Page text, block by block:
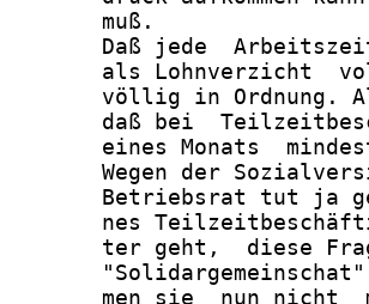
       muß.
Daß jede
als Lohnverzicht
völlig in Ordnung.
daß bei
eines Monats
Wegen der
Betriebsrat tut ja
nes
ter geht,  diese
men sie  nun nicht